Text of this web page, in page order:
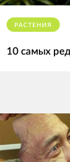
РАСТЕНИЯ
10 самых